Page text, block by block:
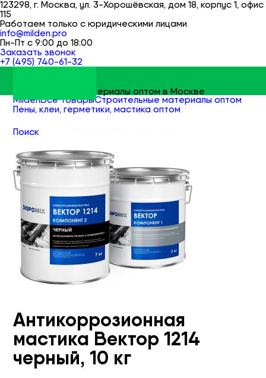
123298, г. Москва, ул. 3-Хорошёвская, дом 18, корпус 1, офис
115
Работаем только с юридическими лицами
info@milden.pro
Пн-Пт с 9:00 до 18:00
Заказать звонок
+7 (495) 740-61-32
Строительные материалы оптом в Москве
Поиск
MildenВсе товарыСтроительные материалы оптом
Пены, клеи, герметики, мастика оптом
Антикоррозионная
мастика Вектор 1214
черный, 10 кг